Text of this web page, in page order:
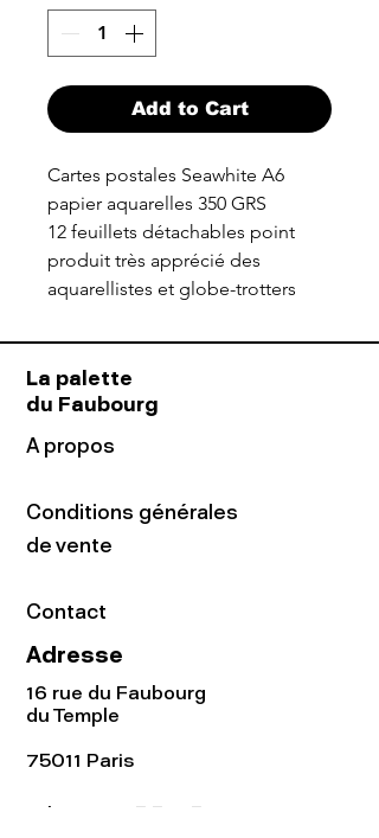
Add to Cart
Cartes postales Seawhite A6
papier aquarelles 350 GRS
12 feuillets détachables point
produit très apprécié des
aquarellistes et globe-trotters
La palette
du Faubourg
A propos
Conditions générales
de vente
Contact
Adresse
16 rue du Faubourg
du Temple
75011 Paris
Tel: 01.48.05.51.85